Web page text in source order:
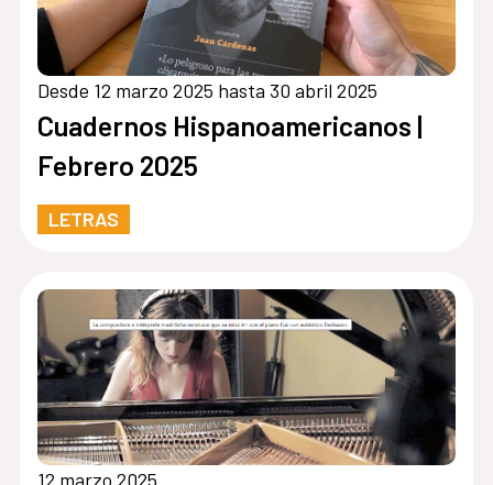
Desde 12 marzo 2025 hasta 30 abril 2025
Cuadernos Hispanoamericanos |
Febrero 2025
LETRAS
12 marzo 2025